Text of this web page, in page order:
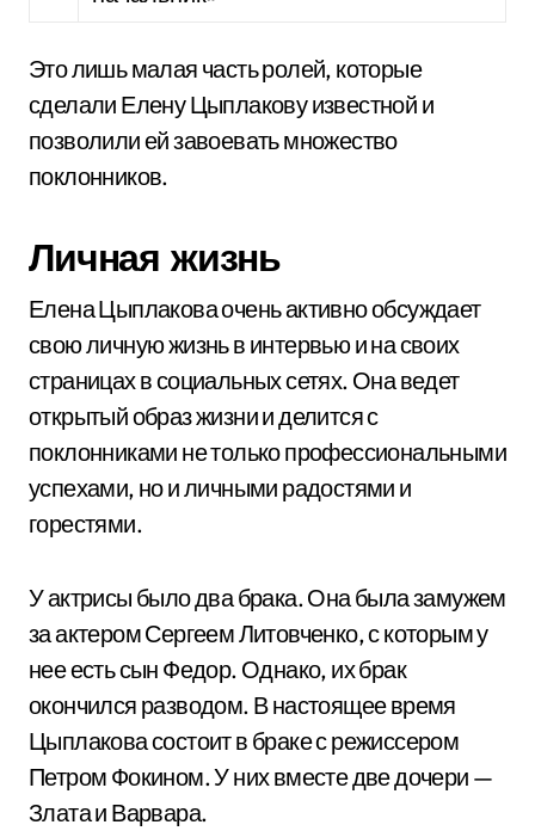
Это лишь малая часть ролей, которые
сделали Елену Цыплакову известной и
позволили ей завоевать множество
поклонников.
Личная жизнь
Елена Цыплакова очень активно обсуждает
свою личную жизнь в интервью и на своих
страницах в социальных сетях. Она ведет
открытый образ жизни и делится с
поклонниками не только профессиональными
успехами, но и личными радостями и
горестями.
У актрисы было два брака. Она была замужем
за актером Сергеем Литовченко, с которым у
нее есть сын Федор. Однако, их брак
окончился разводом. В настоящее время
Цыплакова состоит в браке с режиссером
Петром Фокином. У них вместе две дочери —
Злата и Варвара.